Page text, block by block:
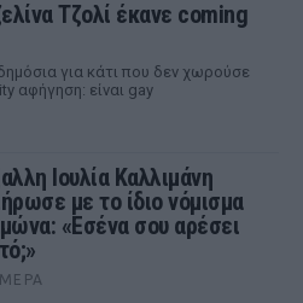
Τζολί έκανε coming
για κάτι που δεν χωρούσε
αφήγηση: είναι gay
Ιουλία Καλλιμάνη
με το ίδιο νόμισμα
«Εσένα σου αρέσει